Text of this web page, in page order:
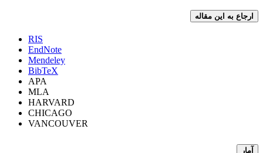
ارجاع به این مقاله
RIS
EndNote
Mendeley
BibTeX
APA
MLA
HARVARD
CHICAGO
VANCOUVER
آمار